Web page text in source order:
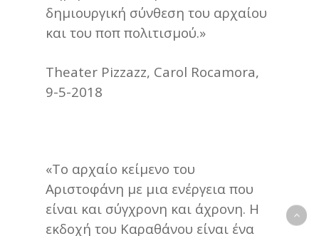
δημιουργική σύνθεση του αρχαίου
και του ποπ πολιτισμού.»
Theater Pizzazz, Carol Rocamora,
9-5-2018
«Το αρχαίο κείμενο του
Αριστοφάνη με μια ενέργεια που
είναι και σύγχρονη και άχρονη. Η
εκδοχή του Καραθάνου είναι ένα